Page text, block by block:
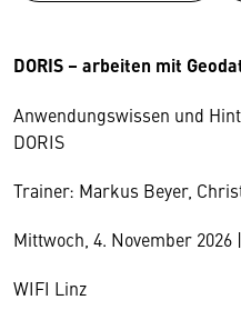
DORIS – arbeiten mit
Anwendungswissen und
DORIS
Trainer: Markus Beyer,
Mittwoch, 4. November 2026
WIFI Linz